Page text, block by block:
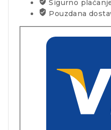
Sigurno
Pouzdana